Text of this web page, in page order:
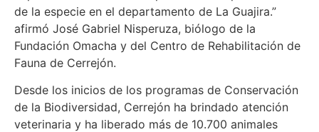
de la especie en el departamento de La Guajira.”
afirmó José Gabriel Nisperuza, biólogo de la
Fundación Omacha y del Centro de Rehabilitación de
Fauna de Cerrejón.
Desde los inicios de los programas de Conservación
de la Biodiversidad, Cerrejón ha brindado atención
veterinaria y ha liberado más de 10.700 animales